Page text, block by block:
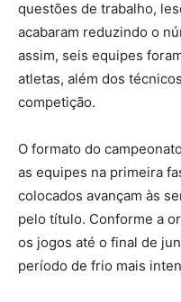
questões de trabalho,
acabaram reduzindo o
assim, seis equipes
atletas, além dos
competição.
O formato do
as equipes na primeira
colocados avançam às
pelo título. Conforme a
os jogos até o final de
período de frio mais